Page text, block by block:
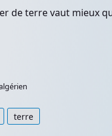
de terre vaut mieux
terre